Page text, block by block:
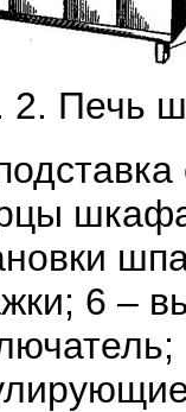
2. Печь
6 –